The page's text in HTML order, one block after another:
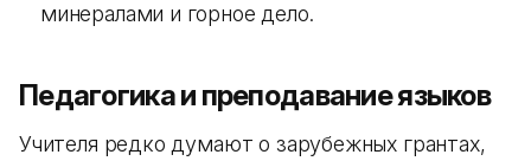
минералами и горное дело.
Педагогика и преподавание языков
Учителя редко думают о зарубежных грантах,